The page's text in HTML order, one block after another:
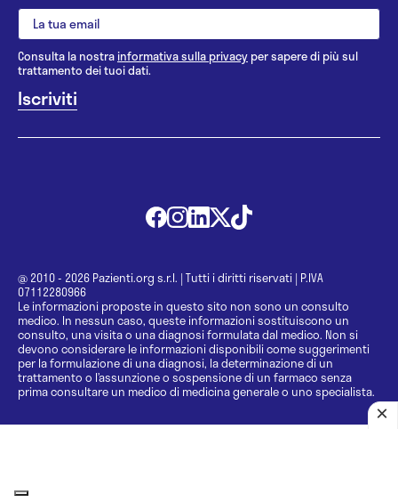
Consulta la nostrainformativa sulla privacy per sapere di più sul
trattamento dei tuoi dati.
@ 2010 - 2026 Pazienti.org s.r.l. | Tutti i diritti riservati | P.IVA
07112280966
Le informazioni proposte in questo sito non sono un consulto
medico. In nessun caso, queste informazioni sostituiscono un
consulto, una visita o una diagnosi formulata dal medico. Non si
devono considerare le informazioni disponibili come suggerimenti
per la formulazione di una diagnosi, la determinazione di un
trattamento o l’assunzione o sospensione di un farmaco senza
prima consultare un medico di medicina generale o uno specialista.